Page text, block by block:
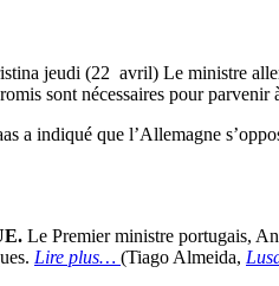
jeudi (22 avril) Le ministre
sont nécessaires pour parvenir
indiqué que l’Allemagne
Le Premier ministre portugais,
Lire plus… (Tiago Almeida,